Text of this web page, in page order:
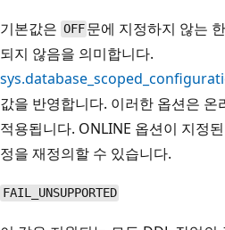
기본값은 OFF 문에 지정하지 않는
되지 않음을 의미합니다.
값을 반영합니다. 이러한 옵션은
적용됩니다. ONLINE 옵션이 지정
정을 재정의할 수 있습니다.
FAIL_UNSUPPORTED